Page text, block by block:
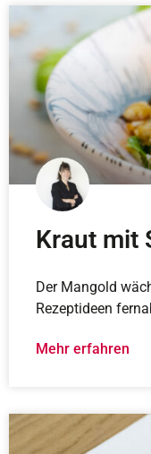
Kraut mit
Der Mangold
Rezeptideen
Mehr erfahren